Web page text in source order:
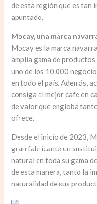
de esta región que es tan
apuntado.
Mocay, una marca
Mocay es la marca
amplia gama de
uno de los 10.000
en todo el país. Además,
consiga el mejor café en
de valor que engloba
ofrece.
Desde el inicio de 2023,
gran fabricante en
natural en toda su gama
de esta manera, tanto la
naturalidad de sus